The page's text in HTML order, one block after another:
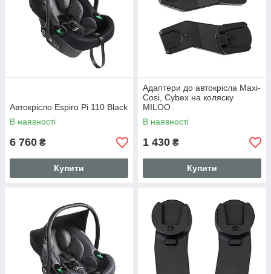
Автокрісло Espiro Pi 110 Black
В наявності
6 760 ₴
Купити
Адаптери до автокрісла Maxi-
Cosi, Cybex на коляску
MILOO
В наявності
1 430 ₴
Купити